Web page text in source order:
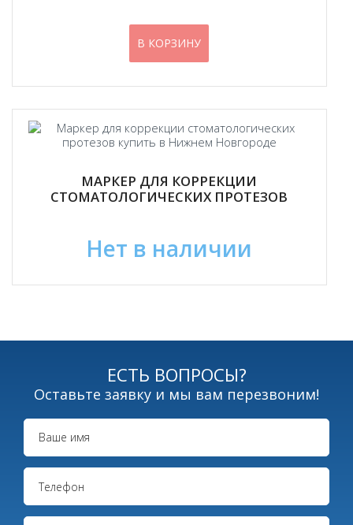
В КОРЗИНУ
МАРКЕР ДЛЯ КОРРЕКЦИИ
СТОМАТОЛОГИЧЕСКИХ ПРОТЕЗОВ
Нет в наличии
ЕСТЬ ВОПРОСЫ?
Оставьте заявку и мы вам перезвоним!